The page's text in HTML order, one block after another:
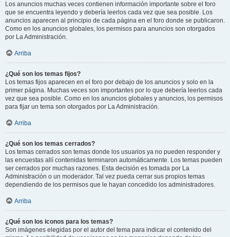
Los anuncios muchas veces contienen información importante sobre el foro
que se encuentra leyendo y debería leerlos cada vez que sea posible. Los
anuncios aparecen al principio de cada página en el foro donde se publicaron.
Como en los anuncios globales, los permisos para anuncios son otorgados
por La Administración.
Arriba
¿Qué son los temas fijos?
Los temas fijos aparecen en el foro por debajo de los anuncios y solo en la
primer página. Muchas veces son importantes por lo que debería leerlos cada
vez que sea posible. Como en los anuncios globales y anuncios, los permisos
para fijar un tema son otorgados por La Administración.
Arriba
¿Qué son los temas cerrados?
Los temas cerrados son temas donde los usuarios ya no pueden responder y
las encuestas allí contenidas terminaron automáticamente. Los temas pueden
ser cerrados por muchas razones. Esta decisión es tomada por La
Administración o un moderador. Tal vez pueda cerrar sus propios temas
dependiendo de los permisos que le hayan concedido los administradores.
Arriba
¿Qué son los iconos para los temas?
Son imágenes elegidas por el autor del tema para indicar el contenido del